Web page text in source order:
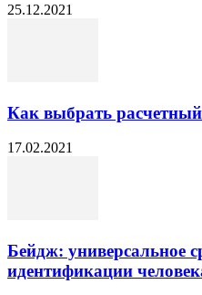
25.12.2021
Как выбрать
17.02.2021
Бейдж: универсальное
идентификации